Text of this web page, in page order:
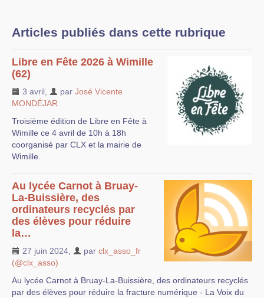
Articles publiés dans cette rubrique
Libre en Fête 2026 à Wimille
(62)
3 avril par José Vicente
MONDÉJAR
Troisième édition de Libre en Fête à
Wimille ce 4 avril de 10h à 18h
coorganisé par CLX et la mairie de
Wimille.
Au lycée Carnot à Bruay-
La-Buissière, des
ordinateurs recyclés par
des élèves pour réduire
la…
27 juin 2024 par clx_asso_fr
(@clx_asso)
Au lycée Carnot à Bruay-La-Buissière, des ordinateurs recyclés
par des élèves pour réduire la fracture numérique - La Voix du